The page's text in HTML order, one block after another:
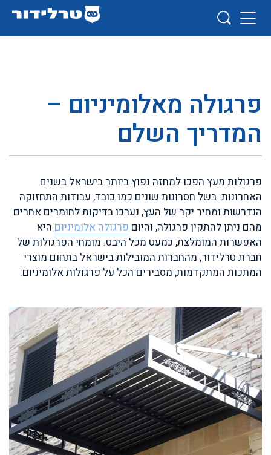
פרגולה מאלומיניום –
המדריך השלם
פרגולות מעץ הפכו למחזה נפוץ ביותר בישראל בשנים
האחרונות. בשל חסרונות שונים כמו כובד, עבודות התחזוקה
הנדרשות ומחיר יקר של העץ, נערכו בדיקות לחומרים אחרים
מהם ניתן להתקין פרגולה, והיום פרגולה אלומיניום היא
האפשרות המומלצת, כמעט מכל היבט. מומחי הפרגולות של
חברת טרלידור, מהחברות המובילות בישראל בתחום מוצרי
המתכות המתקדמות, מסבירים הכל על פרגולות אלומיניום.